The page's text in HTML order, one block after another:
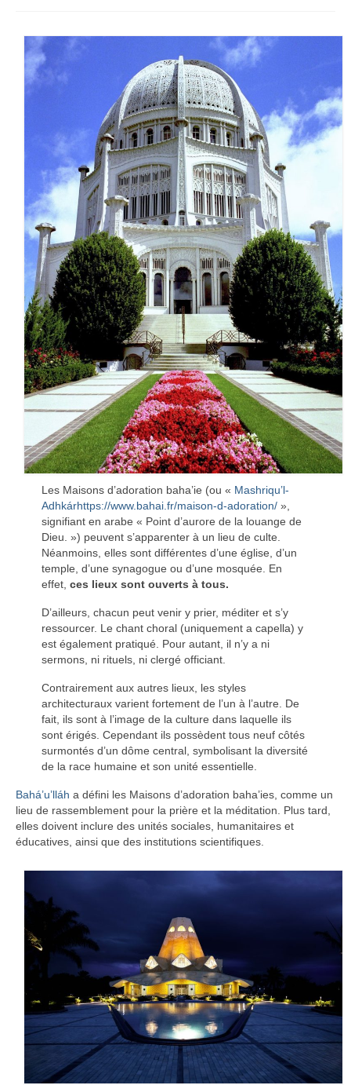
Les Maisons d’adoration baha’ie (ou « Mashriqu’l-
Adhkárhttps://www.bahai.fr/maison-d-adoration/»,
signifiant en arabe « Point d’aurore de la louange de
Dieu. ») peuvent s’apparenter à un lieu de culte.
Néanmoins, elles sont différentes d’une église, d’un
temple, d’une synagogue ou d’une mosquée. En
effet, ces lieux sont ouverts à tous.
D’ailleurs, chacun peut venir y prier, méditer et s’y
ressourcer. Le chant choral (uniquement a capella) y
est également pratiqué. Pour autant, il n’y a ni
sermons, ni rituels, ni clergé officiant.
Contrairement aux autres lieux, les styles
architecturaux varient fortement de l’un à l’autre. De
fait, ils sont à l’image de la culture dans laquelle ils
sont érigés. Cependant ils possèdent tous neuf côtés
surmontés d’un dôme central, symbolisant la diversité
de la race humaine et son unité essentielle.
Bahá’u’lláh a défini les Maisons d’adoration baha’ies, comme un
lieu de rassemblement pour la prière et la méditation. Plus tard,
elles doivent inclure des unités sociales, humanitaires et
éducatives, ainsi que des institutions scientifiques.